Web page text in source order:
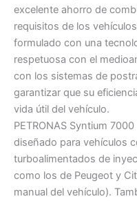
excelente ahorro de
requisitos de los
formulado con una
respetuosa con el
con los sistemas de
garantizar que su
vida útil del vehículo.
PETRONAS Syntium
diseñado para vehículos
turboalimentados de
como los de Peugeot y
manual del vehículo).